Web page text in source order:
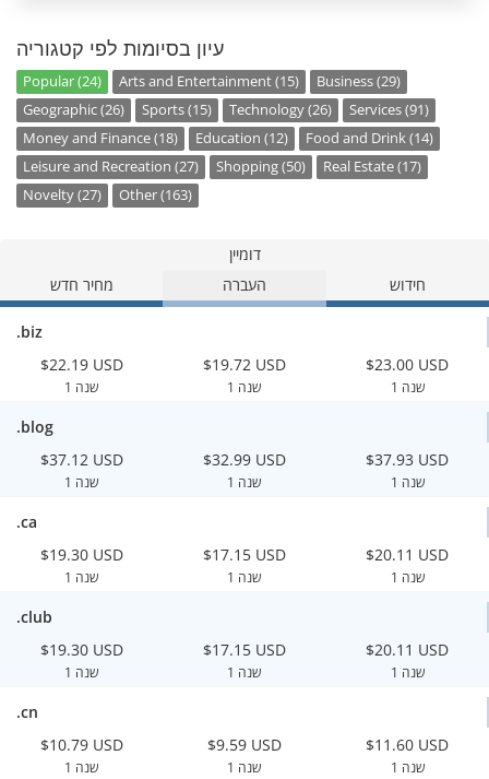
עיון בסיומות לפי קטגוריה
Popular (24) Arts and Entertainment (15)
Business (29)
Geographic (26)
Sports (15) Technology (26)
Services (91)
Money and Finance (18)
Education (12)
Food and Drink (14)
Leisure and Recreation (27)
Shopping (50)
Real Estate (17)
Novelty (27)
Other (163)
דומיין
מחיר חדש
העברה חידוש
.biz
$22.19 USD
1 שנה
$19.72 USD
1 שנה
$23.00 USD
1 שנה
.blog
$37.12 USD
1 שנה
$32.99 USD
1 שנה
$37.93 USD
1 שנה
.ca
$19.30 USD
1 שנה
$17.15 USD
1 שנה
$20.11 USD
1 שנה
.club
$19.30 USD
1 שנה
$17.15 USD
1 שנה
$20.11 USD
1 שנה
.cn
$10.79 USD
1 שנה
$9.59 USD
1 שנה
$11.60 USD
1 שנה